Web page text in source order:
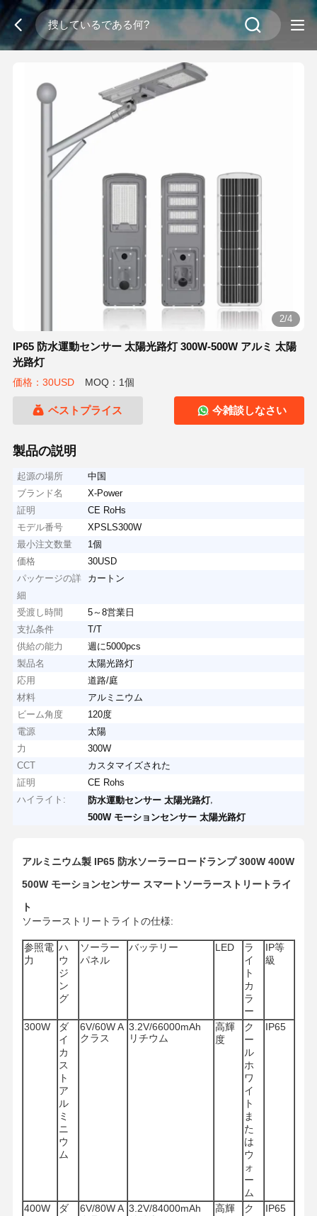
2/4
IP65 防水運動センサー 太陽光路灯 300W-500W アルミ 太陽
光路灯
価格：30USD MOQ：1個
ベストプライス 今雑談しなさい
製品の説明
起源の場所
中国
ブランド名
X-Power
証明
CE RoHs
モデル番号
XPSLS300W
最小注文数量
1個
価格
30USD
パッケージの詳
細
カートン
受渡し時間
5～8営業日
支払条件
T/T
供給の能力
週に5000pcs
製品名
太陽光路灯
応用
道路/庭
材料
アルミニウム
ビーム角度
120度
電源
太陽
力
300W
CCT
カスタマイズされた
証明
CE Rohs
ハイライト:
防水運動センサー 太陽光路灯,
500W モーションセンサー 太陽光路灯
アルミニウム製 IP65 防水ソーラーロードランプ 300W 400W
500W モーションセンサー スマートソーラーストリートライ
ト
ソーラーストリートライトの仕様:
参照電
力
ハ
ウ
ジ
ン
グ
ソーラー
パネル
バッテリー LED
ラ
イ
ト
カ
ラ
ー
IP等
級
300W
ダ
イ
カ
ス
ト
ア
ル
ミ
ニ
ウ
ム
6V/60W A
クラス
3.2V/66000mAh
リチウム
高輝
度
ク
ー
ル
ホ
ワ
イ
ト
ま
た
は
ウ
ォ
ー
ム
IP65
400W
ダ
6V/80W A 3.2V/84000mAh
高輝
ク
IP65